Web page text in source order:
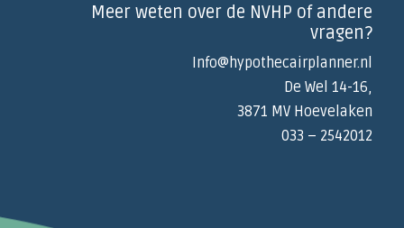
Meer weten over de NVHP of andere
vragen?
Info@hypothecairplanner.nl
De Wel 14-16,
3871 MV Hoevelaken
033 – 2542012